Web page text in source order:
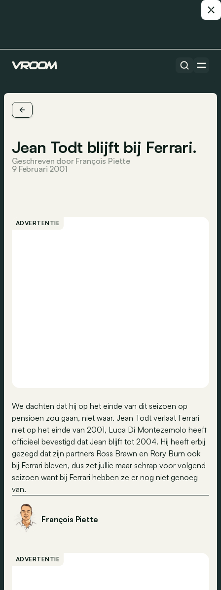
Jean Todt blijft bij Ferrari.
Geschreven door François Piette
9 Februari 2001
ADVERTENTIE
We dachten dat hij op het einde van dit seizoen op
pensioen zou gaan, niet waar. Jean Todt verlaat Ferrari
niet op het einde van 2001, Luca Di Montezemolo heeft
officiëel bevestigd dat Jean blijft tot 2004. Hij heeft erbij
gezegd dat zijn partners Ross Brawn en Rory Burn ook
bij Ferrari bleven, dus zet jullie maar schrap voor volgend
seizoen want bij Ferrari hebben ze er nog niet genoeg
van.
François Piette
ADVERTENTIE